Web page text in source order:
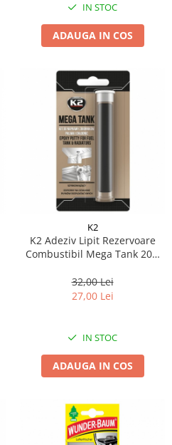
IN STOC
ADAUGA IN COS
K2
K2 Adeziv Lipit Rezervoare
Combustibil Mega Tank 20G
32,00 Lei
27,00 Lei
IN STOC
ADAUGA IN COS